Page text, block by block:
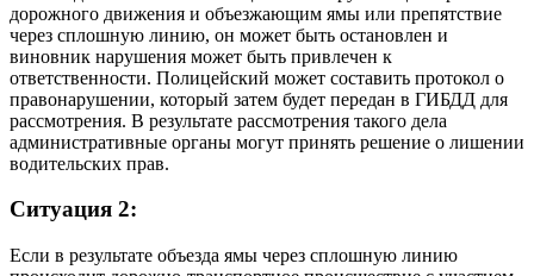
дорожного движения и объезжающим ямы или препятствие
через сплошную линию, он может быть остановлен и
виновник нарушения может быть привлечен к
ответственности. Полицейский может составить протокол о
правонарушении, который затем будет передан в ГИБДД для
рассмотрения. В результате рассмотрения такого дела
административные органы могут принять решение о лишении
водительских прав.
Ситуация 2:
Если в результате объезда ямы через сплошную линию